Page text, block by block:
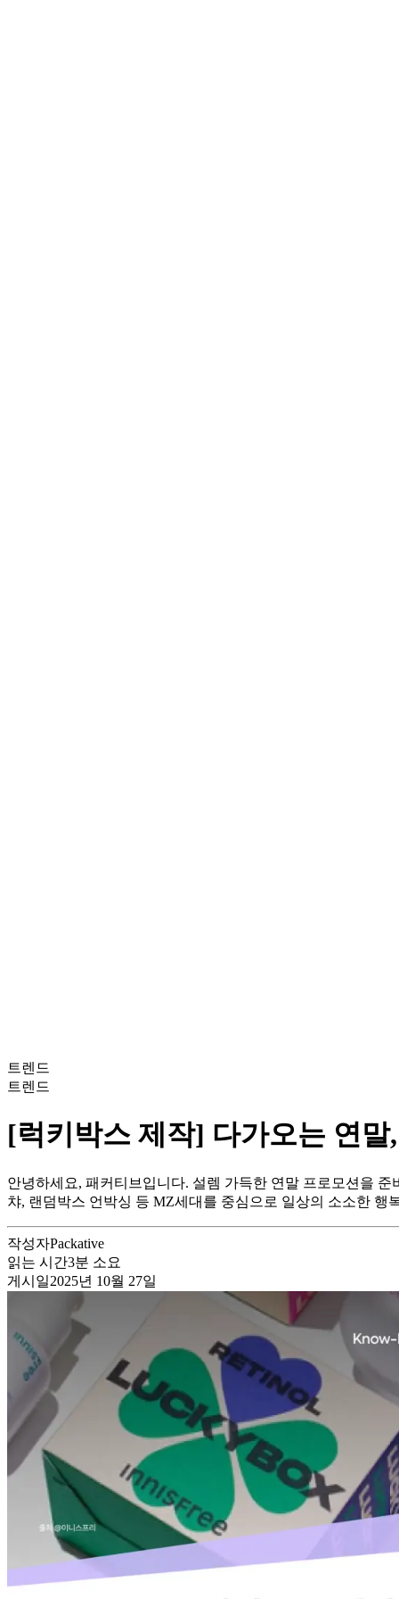
트렌드
트렌드
[럭키박스 제작] 다가오는 연
안녕하세요, 패커티브입니다. 설렘 가득한 연말 프로모션을
챠, 랜덤박스 언박싱 등 MZ세대를 중심으로 일상의 소소한 행
작성자Packative
읽는 시간3분 소요
게시일2025년 10월 27일